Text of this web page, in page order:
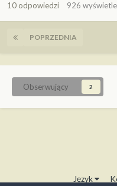
10 odpowiedzi 926
POPRZEDNIA
Obserwujący 2
Język